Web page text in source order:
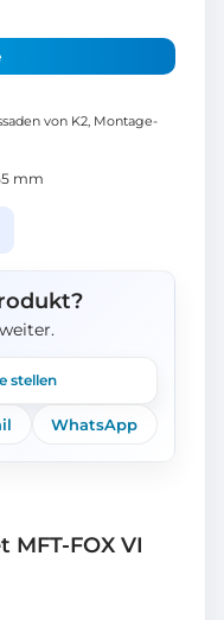
von K2, Montage-
mm
stellen
WhatsApp
MFT-FOX VI